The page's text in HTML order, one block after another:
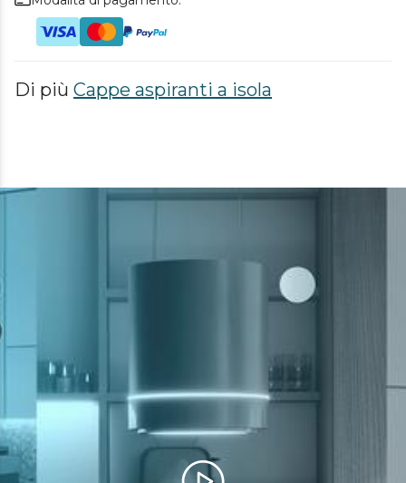
Di più Cappe aspiranti a isola